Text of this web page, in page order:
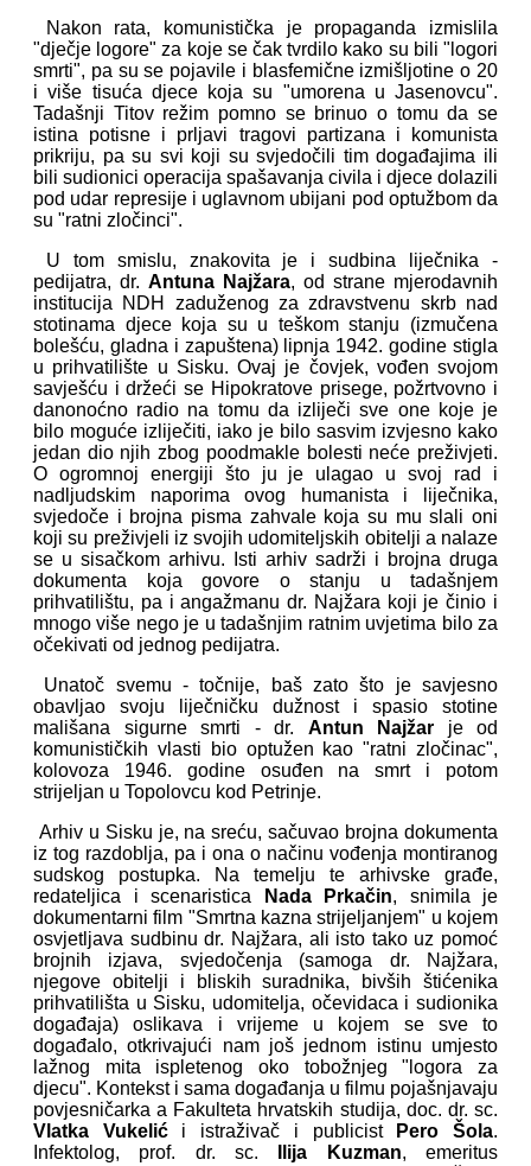
Nakon rata, komunistička je propaganda izmislila
"dječje logore" za koje se čak tvrdilo kako su bili "logori
smrti", pa su se pojavile i blasfemične izmišljotine o 20
i više tisuća djece koja su "umorena u Jasenovcu".
Tadašnji Titov režim pomno se brinuo o tomu da se
istina potisne i prljavi tragovi partizana i komunista
prikriju, pa su svi koji su svjedočili tim događajima ili
bili sudionici operacija spašavanja civila i djece dolazili
pod udar represije i uglavnom ubijani pod optužbom da
su "ratni zločinci".
U tom smislu, znakovita je i sudbina liječnika -
pedijatra, dr. Antuna Najžara, od strane mjerodavnih
institucija NDH zaduženog za zdravstvenu skrb nad
stotinama djece koja su u teškom stanju (izmučena
bolešću, gladna i zapuštena) lipnja 1942. godine stigla
u prihvatilište u Sisku. Ovaj je čovjek, vođen svojom
savješću i držeći se Hipokratove prisege, požrtvovno i
danonoćno radio na tomu da izliječi sve one koje je
bilo moguće izliječiti, iako je bilo sasvim izvjesno kako
jedan dio njih zbog poodmakle bolesti neće preživjeti.
O ogromnoj energiji što ju je ulagao u svoj rad i
nadljudskim naporima ovog humanista i liječnika,
svjedoče i brojna pisma zahvale koja su mu slali oni
koji su preživjeli iz svojih udomiteljskih obitelji a nalaze
se u sisačkom arhivu. Isti arhiv sadrži i brojna druga
dokumenta koja govore o stanju u tadašnjem
prihvatilištu, pa i angažmanu dr. Najžara koji je činio i
mnogo više nego je u tadašnjim ratnim uvjetima bilo za
očekivati od jednog pedijatra.
Unatoč svemu - točnije, baš zato što je savjesno
obavljao svoju liječničku dužnost i spasio stotine
mališana sigurne smrti - dr. Antun Najžar je od
komunističkih vlasti bio optužen kao "ratni zločinac",
kolovoza 1946. godine osuđen na smrt i potom
strijeljan u Topolovcu kod Petrinje.
Arhiv u Sisku je, na sreću, sačuvao brojna dokumenta
iz tog razdoblja, pa i ona o načinu vođenja montiranog
sudskog postupka. Na temelju te arhivske građe,
redateljica i scenaristica
Nada Prkačin, snimila je
dokumentarni film "Smrtna kazna strijeljanjem" u kojem
osvjetljava sudbinu dr. Najžara, ali isto tako uz pomoć
brojnih izjava, svjedočenja (samoga dr. Najžara,
njegove obitelji i bliskih suradnika, bivših štićenika
prihvatilišta u Sisku, udomitelja, očevidaca i sudionika
događaja) oslikava i vrijeme u kojem se sve to
događalo, otkrivajući nam još jednom istinu umjesto
lažnog mita ispletenog oko tobožnjeg "logora za
djecu". Kontekst i sama događanja u filmu pojašnjavaju
povjesničarka a Fakulteta hrvatskih studija, doc. dr. sc.
Vlatka
Vukelići istraživač i publicist Pero Šola.
Infektolog, prof. dr. sc.
Ilija Kuzman, emeritus